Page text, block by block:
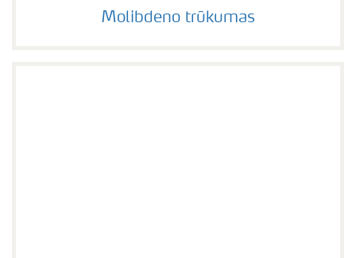
Molibdeno trūkumas
Molibdeno trūkumas